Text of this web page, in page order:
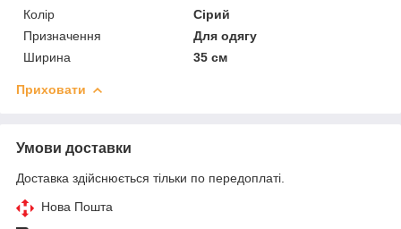
Колір
Сірий
Призначення
Для одягу
Ширина
35 см
Приховати
Умови доставки
Доставка здійснюється тільки по передоплаті.
Нова Пошта